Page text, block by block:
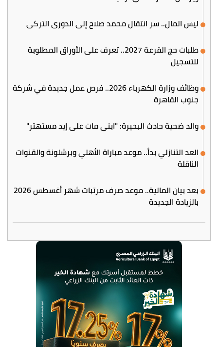
ليس المال.. سر انتقال محمد صلاح إلى الدوري التركي
طلبات حج القرعة 2027.. تعرف على الأوراق المطلوبة
للتسجيل
وظائف وزارة الكهرباء 2026.. فرص عمل جديدة في شركة
جنوب القاهرة
والد ضحية حادث البحيرة: "ابني مات على إيد مستهتر"
العد التنازلي بدأ.. موعد مباراة الأهلي وبرشلونة والقنوات
الناقلة
بعد بيان المالية.. موعد صرف مرتبات شهر أغسطس 2026
بالزيادة الجديدة